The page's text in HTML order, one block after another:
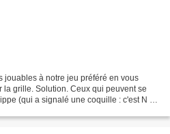
jouables à notre jeu préféré en vous
grille. Solution. Ceux qui peuvent se
(qui a signalé une coquille : c'est N _